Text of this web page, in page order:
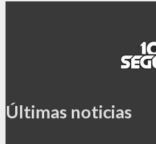
Últimas noticias